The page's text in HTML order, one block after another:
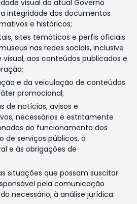
visual do atual Governo
integridade dos documentos
e históricos;
sites temáticos e perfis oficiais
nas redes sociais, inclusive
aos conteúdos publicados e
e da veiculação de conteúdos
promocional;
de notícias, avisos e
necessários e estritamente
ao funcionamento dos
de serviços públicos, à
e às obrigações de
situações que possam suscitar
pela comunicação
necessário, à análise jurídica.